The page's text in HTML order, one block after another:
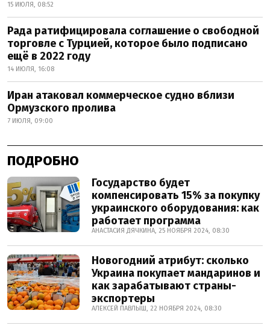
15 ИЮЛЯ, 08:52
Рада ратифицировала соглашение о свободной
торговле с Турцией, которое было подписано
ещё в 2022 году
14 ИЮЛЯ, 16:08
Иран атаковал коммерческое судно вблизи
Ормузского пролива
7 ИЮЛЯ, 09:00
ПОДРОБНО
Государство будет
компенсировать 15% за покупку
украинского оборудования: как
работает программа
АНАСТАСИЯ ДЯЧКИНА, 25 НОЯБРЯ 2024, 08:30
Новогодний атрибут: сколько
Украина покупает мандаринов и
как зарабатывают страны-
экспортеры
АЛЕКСЕЙ ПАВЛЫШ, 22 НОЯБРЯ 2024, 08:30